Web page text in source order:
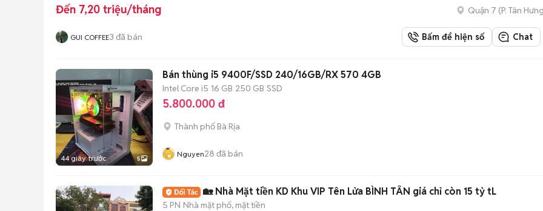
Đến 7,20 triệu/tháng Quận 7 (P. Tân
GUI COFFEE3 đã bán Bấm để hiện số Chat
44 giây trước 5
Bán thùng i5 9400F/SSD 240/16GB/RX 570 4GB
Intel Core i5 16 GB 250 GB SSD
5.800.000 đ
Thành phố Bà Rịa
Nguyen28 đã bán
🏡 Nhà Mặt tiền KD Khu VIP Tên Lửa BÌNH TÂN giá chỉ còn 15 tỷ tL
5 PN Nhà mặt phố, mặt tiền